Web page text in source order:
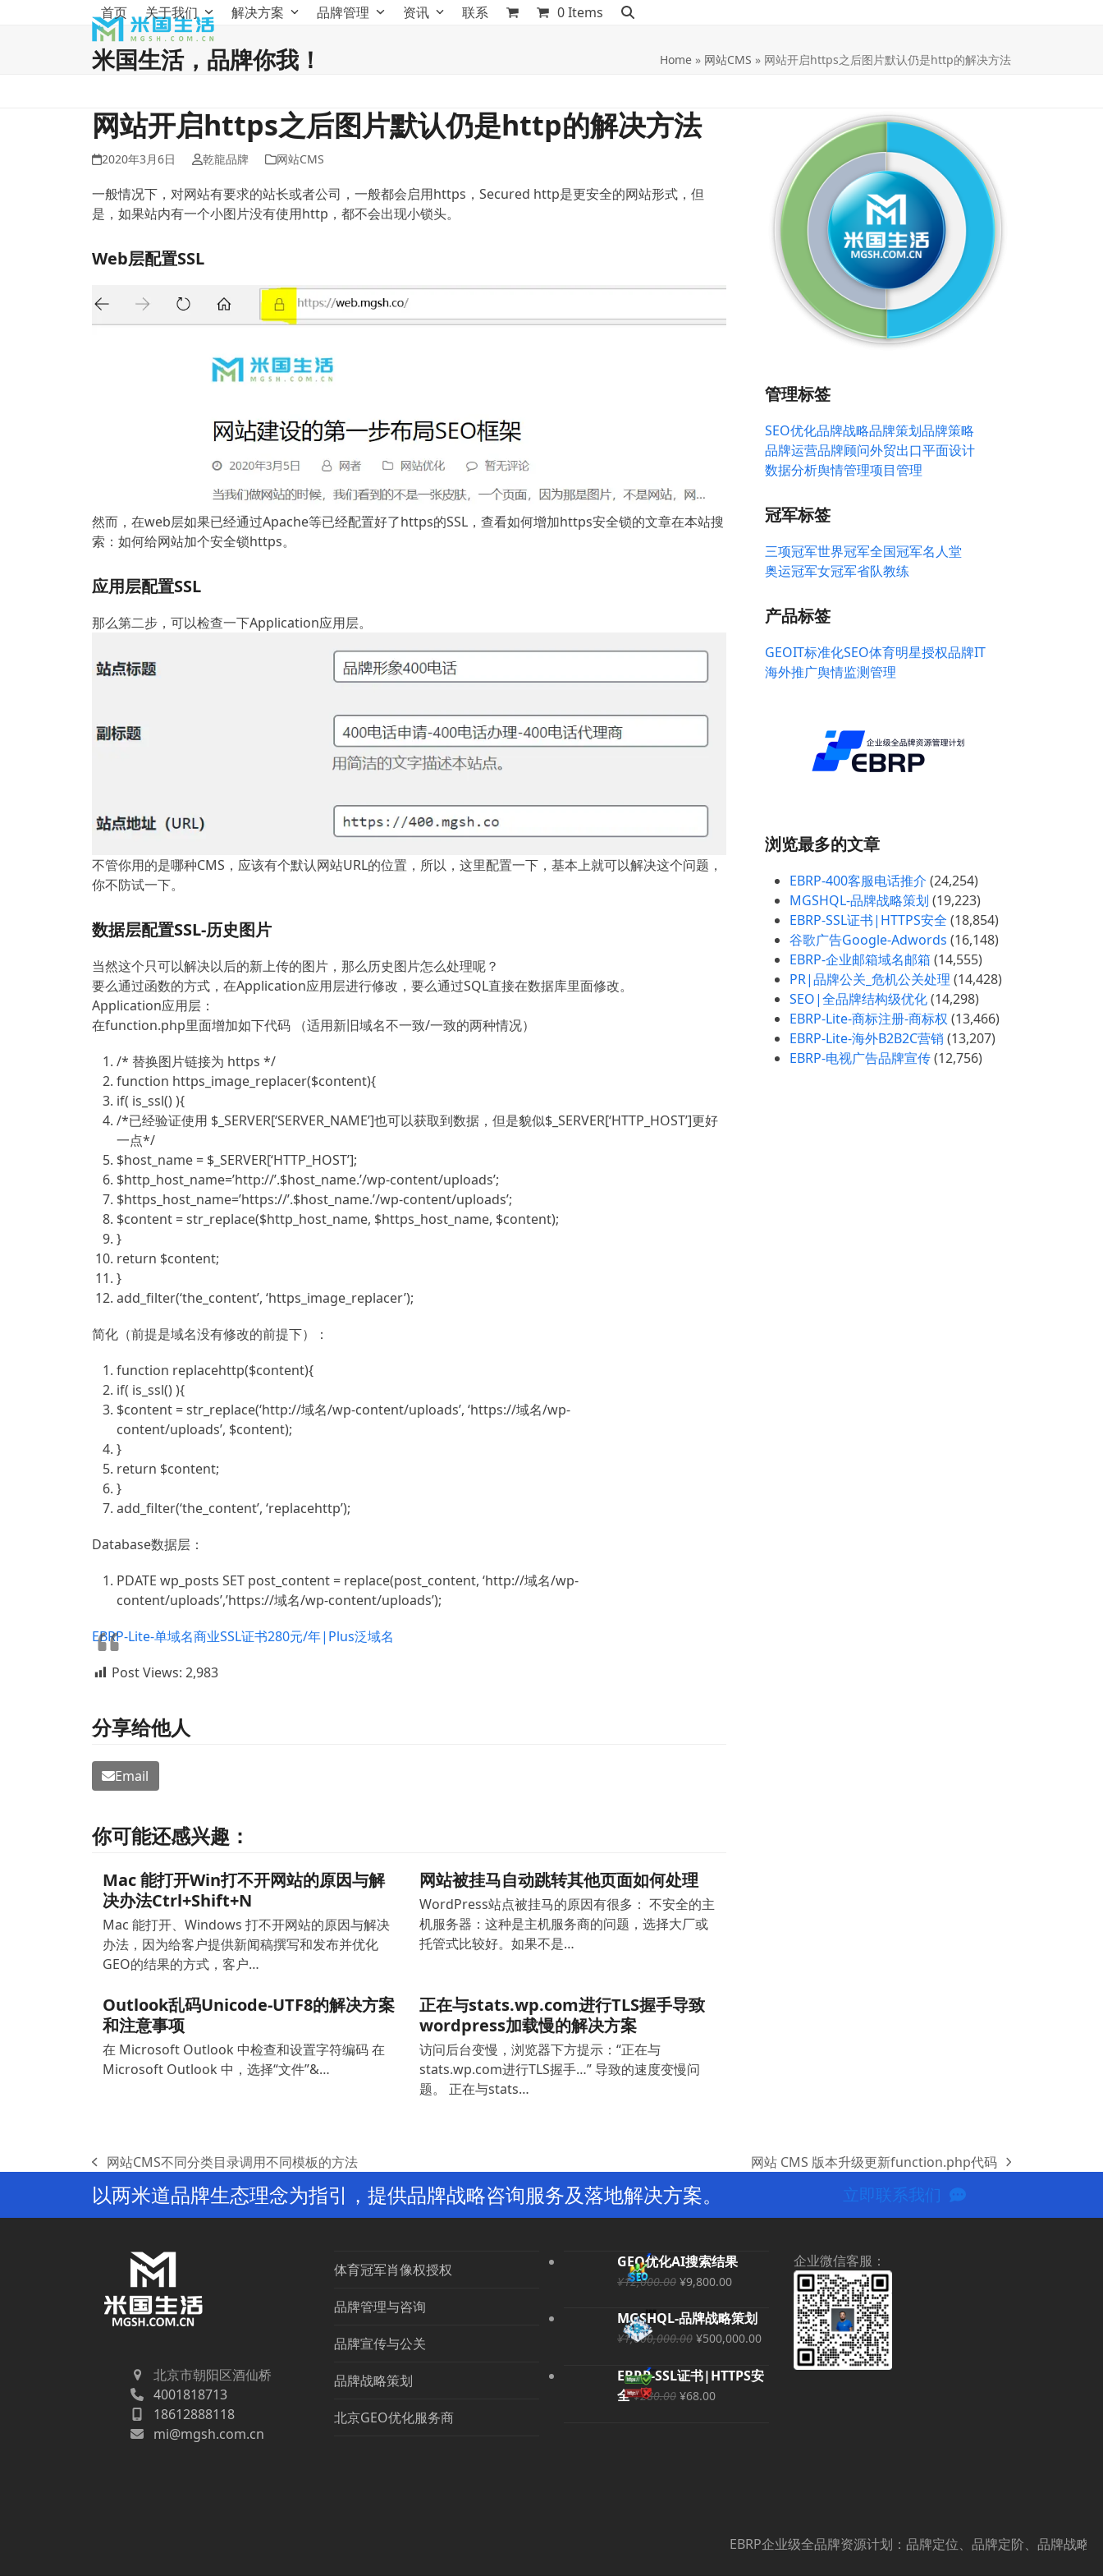
首页 关于我们 解决方案 品牌管理 资讯 联系 0 Items
米国生活，品牌你我！ Home » 网站CMS » 网站开启https之后图片默认仍是http的解决方法
网站开启https之后图片默认仍是http的解决方法
2020年3月6日 乾龍品牌 网站CMS
一般情况下，对网站有要求的站长或者公司，一般都会启用https，Secured http是更安全的网站形式，但
是，如果站内有一个小图片没有使用http，都不会出现小锁头。
Web层配置SSL
然而，在web层如果已经通过Apache等已经配置好了https的SSL，查看如何增加https安全锁的文章在本站搜
索：如何给网站加个安全锁https。
应用层配置SSL
那么第二步，可以检查一下Application应用层。
不管你用的是哪种CMS，应该有个默认网站URL的位置，所以，这里配置一下，基本上就可以解决这个问题，
你不防试一下。
数据层配置SSL-历史图片
当然这个只可以解决以后的新上传的图片，那么历史图片怎么处理呢？
要么通过函数的方式，在Application应用层进行修改，要么通过SQL直接在数据库里面修改。
Application应用层：
在function.php里面增加如下代码 （适用新旧域名不一致/一致的两种情况）
/* 替换图片链接为 https */
function https_image_replacer($content){
if( is_ssl() ){
/*已经验证使用 $_SERVER[‘SERVER_NAME’]也可以获取到数据，但是貌似$_SERVER[‘HTTP_HOST’]更好
一点*/
$host_name = $_SERVER[‘HTTP_HOST’];
$http_host_name=’http://’.$host_name.’/wp-content/uploads’;
$https_host_name=’https://’.$host_name.’/wp-content/uploads’;
$content =str_replace($http_host_name, $https_host_name, $content);
}
return $content;
}
add_filter(‘the_content’, ‘https_image_replacer’);
简化（前提是域名没有修改的前提下）：
function replacehttp($content){
if( is_ssl() ){
$content =str_replace(‘http://域名/wp-content/uploads’, ‘https://域名/wp-
content/uploads’, $content);
}
return $content;
}
add_filter(‘the_content’, ‘replacehttp’);
Database数据层：
PDATE wp_posts SET post_content = replace(post_content, ‘http://域名/wp-
content/uploads’,’https://域名/wp-content/uploads’);
EBRP-Lite-单域名商业SSL证书280元/年|Plus泛域名
Post Views: 2,983
分享给他人
Email
你可能还感兴趣：
Mac 能打开Win打不开网站的原因与解
决办法Ctrl+Shift+N
Mac 能打开、Windows 打不开网站的原因与解决
办法，因为给客户提供新闻稿撰写和发布并优化
GEO的结果的方式，客户…
网站被挂马自动跳转其他页面如何处理
WordPress站点被挂马的原因有很多： 不安全的主
机服务器：这种是主机服务商的问题，选择大厂或
托管式比较好。如果不是…
Outlook乱码Unicode-UTF8的解决方案
和注意事项
在 Microsoft Outlook 中检查和设置字符编码 在
Microsoft Outlook 中，选择“文件”&…
正在与stats.wp.com进行TLS握手导致
wordpress加载慢的解决方案
访问后台变慢，浏览器下方提示：“正在与
stats.wp.com进行TLS握手…” 导致的速度变慢问
题。 正在与stats…
管理标签
SEO优化品牌战略品牌策划品牌策略
品牌运营品牌顾问外贸出口平面设计
数据分析舆情管理项目管理
冠军标签
三项冠军世界冠军全国冠军名人堂
奥运冠军女冠军省队教练
产品标签
GEOIT标准化SEO体育明星授权品牌IT
海外推广舆情监测管理
浏览最多的文章
EBRP-400客服电话推介 (24,254)
MGSHQL-品牌战略策划 (19,223)
EBRP-SSL证书|HTTPS安全 (18,854)
谷歌广告Google-Adwords (16,148)
EBRP-企业邮箱域名邮箱 (14,555)
PR|品牌公关_危机公关处理 (14,428)
SEO|全品牌结构级优化(14,298)
EBRP-Lite-商标注册-商标权 (13,466)
EBRP-Lite-海外B2B2C营销 (13,207)
EBRP-电视广告品牌宣传(12,756)
previous
post:
网站CMS不同分类目录调用不同模板的方法
next
网站 CMS 版本升级更新function.php代码
以两米道品牌生态理念为指引，提供品牌战略咨询服务及落地解决方案。 立即联系我们
北京市朝阳区酒仙桥
4001818713
18612888118
mi@mgsh.com.cn
体育冠军肖像权授权
品牌管理与咨询
品牌宣传与公关
品牌战略策划
北京GEO优化服务商
GEO优化AI搜索结果
¥12,000.00 原
为：
¥12,000.00。
¥9,800.00当
价
格
¥9,800.00。
MGSHQL-品牌战略策划
¥1,000,000.00 原
为：
¥1,000,000.00。
¥500,000.00当
价
EBRP-SSL证书|HTTPS安
全 ¥280.00 原
¥68.00当
企业微信客服：
EBRP企业级全品牌资源计划：品牌定位、品牌定阶、品牌战略策划